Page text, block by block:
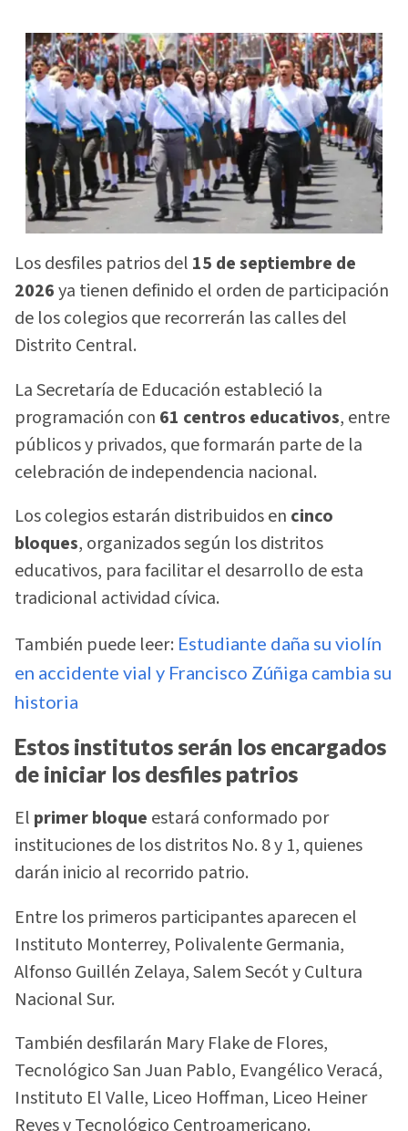
Los desfiles patrios del 15 de septiembre de
2026ya tienen definido el orden de participación
de los colegios que recorrerán las calles del
Distrito Central.
La Secretaría de Educación estableció la
programación con 61 centros educativos, entre
públicos y privados, que formarán parte de la
celebración de independencia nacional.
Los colegios estarán distribuidos en cinco
bloques, organizados según los distritos
educativos, para facilitar el desarrollo de esta
tradicional actividad cívica.
También puede leer: Estudiante daña su violín
en accidente vial y Francisco Zúñiga cambia su
historia
Estos institutos serán los encargados
de iniciar los desfiles patrios
El primer bloque estará conformado por
instituciones de los distritos No. 8 y 1, quienes
darán inicio al recorrido patrio.
Entre los primeros participantes aparecen el
Instituto Monterrey, Polivalente Germania,
Alfonso Guillén Zelaya, Salem Secót y Cultura
Nacional Sur.
También desfilarán Mary Flake de Flores,
Tecnológico San Juan Pablo, Evangélico Veracá,
Instituto El Valle, Liceo Hoffman, Liceo Heiner
Reyes y Tecnológico Centroamericano.